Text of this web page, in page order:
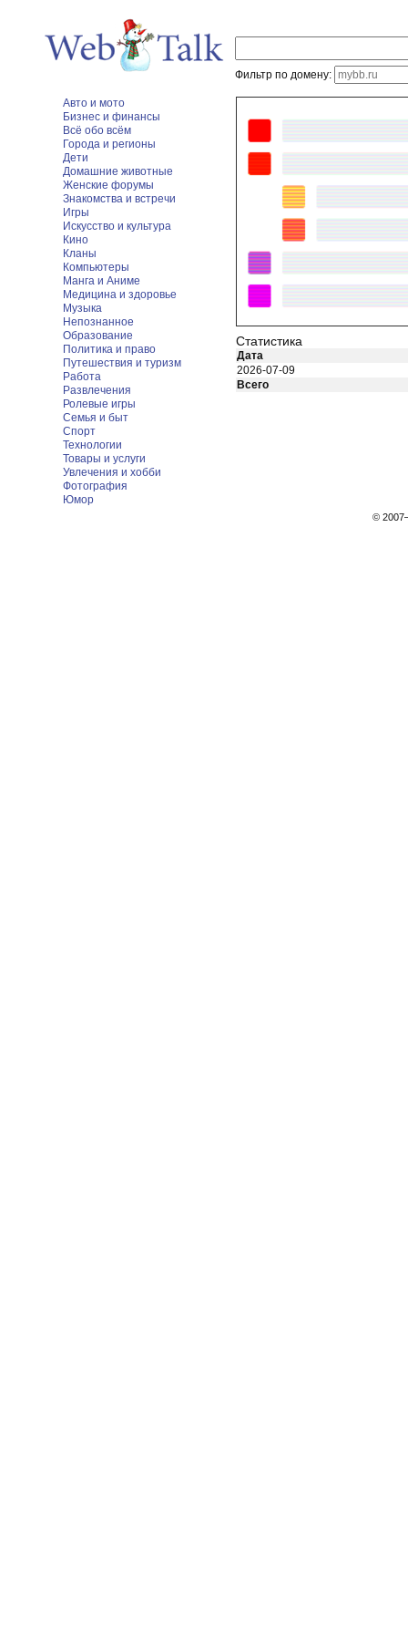
Фильтр по домену:
Авто и мото
Бизнес и финансы
Всё обо всём
Города и регионы
Дети
Домашние животные
Женские форумы
Знакомства и встречи
Игры
Искусство и культура
Кино
Кланы
Компьютеры
Манга и Аниме
Медицина и здоровье
Музыка
Непознанное
Образование
Политика и право
Путешествия и туризм
Работа
Развлечения
Ролевые игры
Семья и быт
Спорт
Технологии
Товары и услуги
Увлечения и хобби
Фотография
Юмор
Статистика
Дата
2026-07-09
Всего
©